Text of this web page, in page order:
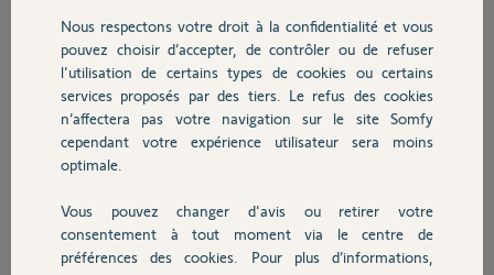
Chauffage
Autres produits
Devis avec un pro
il y a presque 2 ans
Participer au fil de discussion
Réponses
Bonjour
Vous dîtes que vous n'êtes pas chez vous mais que tout fonctionne
normalement ! C'est peut-être simplement un disjoncteur qui est
Nous respectons votre droit à la confidentialité et vous
pouvez choisir d’accepter, de contrôler ou de refuser
l'utilisation de certains types de cookies ou certains
services proposés par des tiers. Le refus des cookies
n’affectera pas votre navigation sur le site Somfy
cependant votre expérience utilisateur sera moins
optimale.
Vous pouvez changer d'avis ou retirer votre
consentement à tout moment via le centre de
préférences des cookies. Pour plus d’informations,